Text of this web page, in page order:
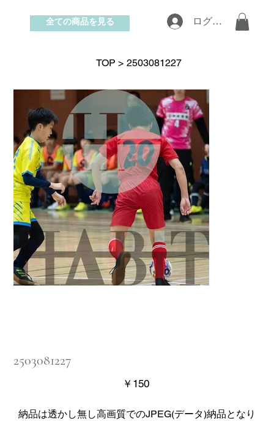
お問い合わせ
ログイン
全ての商品を見る
TOP > 2503081227
2503081227
価
格
￥150
納品は透かし無し高画質でのJPEG(データ)納品となり